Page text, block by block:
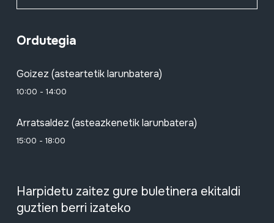
Ordutegia
Goizez (asteartetik larunbatera)
10:00 - 14:00
Arratsaldez (asteazkenetik larunbatera)
15:00 - 18:00
Harpidetu zaitez gure buletinera ekitaldi
guztien berri izateko